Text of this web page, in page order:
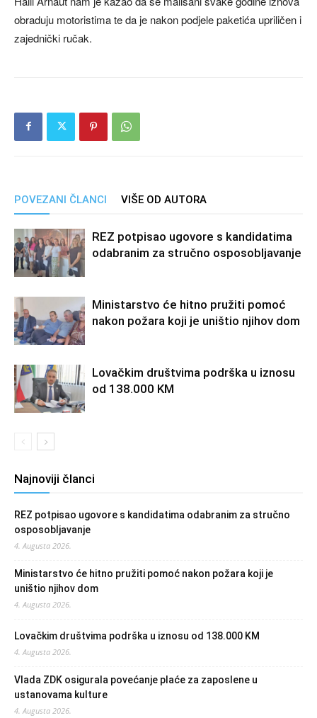
obraduju motoristima te da je nakon podjele paketića upriličen i
zajednički ručak.
POVEZANI ČLANCI VIŠE OD AUTORA
REZ potpisao ugovore s kandidatima
odabranim za stručno osposobljavanje
Ministarstvo će hitno pružiti pomoć
nakon požara koji je uništio njihov dom
Lovačkim društvima podrška u iznosu
od 138.000 KM
Najnoviji članci
REZ potpisao ugovore s kandidatima odabranim za stručno
osposobljavanje
4. Augusta 2026.
Ministarstvo će hitno pružiti pomoć nakon požara koji je
uništio njihov dom
4. Augusta 2026.
Lovačkim društvima podrška u iznosu od 138.000 KM
4. Augusta 2026.
Vlada ZDK osigurala povećanje plaće za zaposlene u
ustanovama kulture
4. Augusta 2026.